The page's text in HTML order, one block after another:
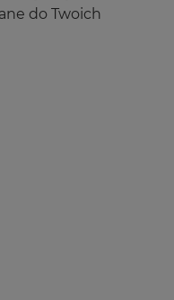
do Twoich